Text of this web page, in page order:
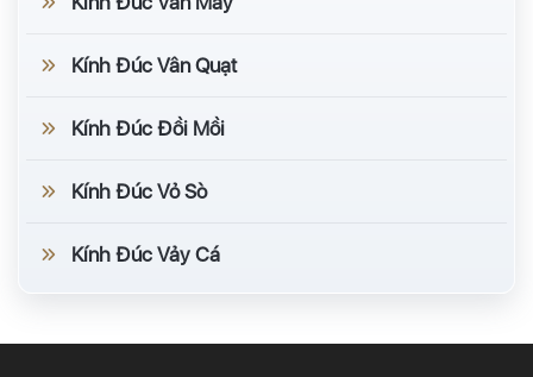
Kính Đúc Vân Quạt
Kính Đúc Đồi Mồi
Kính Đúc Vỏ Sò
Kính Đúc Vảy Cá